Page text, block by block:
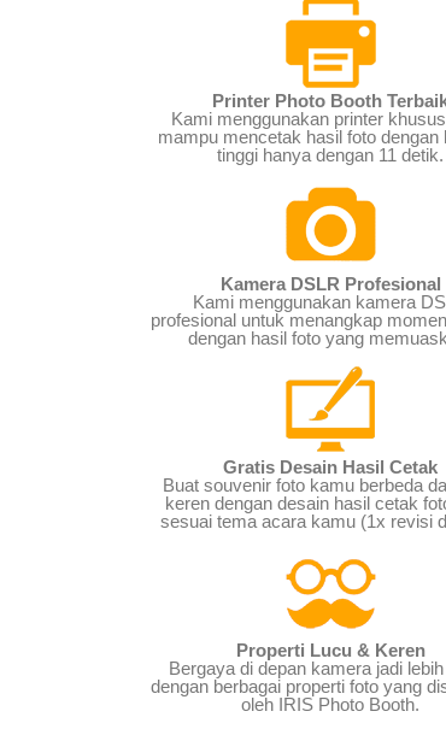
Printer Photo Booth
Kami menggunakan printer
mampu mencetak hasil foto dengan
tinggi hanya dengan 11 detik.
Kamera DSLR Profesional
Kami menggunakan kamera
profesional untuk menangkap
dengan hasil foto yang
Gratis Desain Hasil Cetak
Buat souvenir foto kamu berbeda
keren dengan desain hasil cetak
sesuai tema acara kamu (1x revisi
Properti Lucu & Keren
Bergaya di depan kamera jadi
dengan berbagai properti foto yang
oleh IRIS Photo Booth.